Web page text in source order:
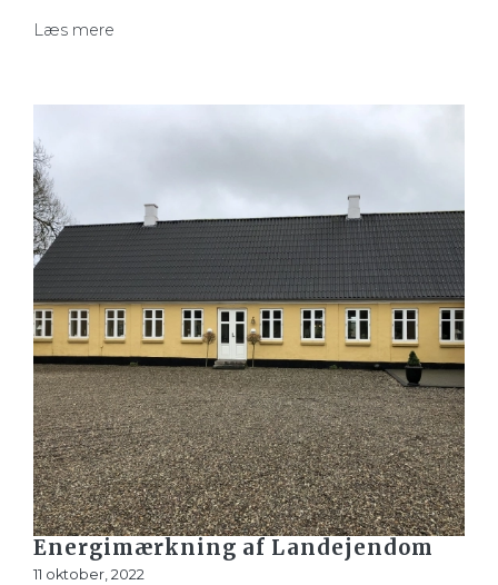
Læs mere
Energimærkning af Landejendom
11 oktober, 2022